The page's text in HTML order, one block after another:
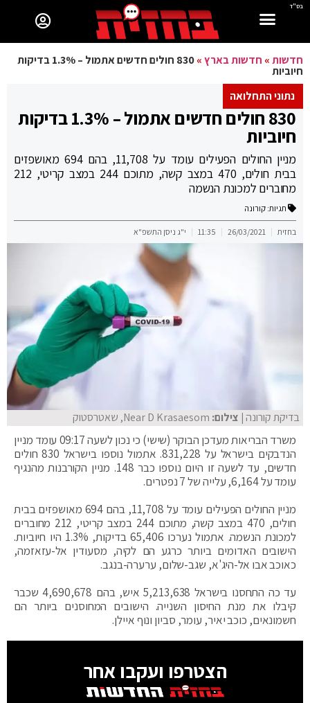
בס"ד
חדשות» חדשות בארץ» 830 חולים חדשים אתמול – 1.3% בדיקות
חיוביות
נתוני התחלואה
830 חולים חדשים אתמול – 1.3% בדיקות
חיוביות
מניין החולים הפעילים עומד על 11,708, בהם 694 מאושפזים
בבית חולים, 470 במצב קשה, מתוכם 244 במצב קריטי, 212
מחוברים למכונת הנשמה
תגיות: קורונה
בחזית 26/03/2021
11:35 י"ג ניסן התשפ"א
בדיקת קורונה| צילום: Near D Krasaesom, שאטרסטוק
משרד הבריאות מעדכן הבוקר (שישי) כי נכון לשעה 09:17 עומד מניין
הנדבקים בישראל על 831,228. אתמול נוספו בישראל 830 חולים
חדשים, עד לשעה זו היום נוספו כבר 148. מניין הקורבנות מהנגיף
עומד על 6,164, עלייה של 7 נפטרים.
מניין החולים הפעילים עומד על 11,708, בהם 694 מאושפזים בבית
חולים, 470 במצב קשה, מתוכם 244 במצב קריטי, 212 מחוברים
למכונת הנשמה. אתמול נערכו 65,406 בדיקות, 1.3% היו חיוביות.
הישובים האדומים ביותר כרגע הם לקיה, מסעודין אל-עזאזמה,
כאוכב אבו אל-היג'א, שגב-שלום, ערערה-בנגב.
עד כה התחסנו בישראל 5,213,638 איש, בהם 4,690,678 שכבר
קיבלו את מנת החיסון השנייה. הישובים המחוסנים ביותר הם
חשמונאים, כוכב יאיר, עומר, סביון ונוף איילן.
הצטרפו ועקבו אחר